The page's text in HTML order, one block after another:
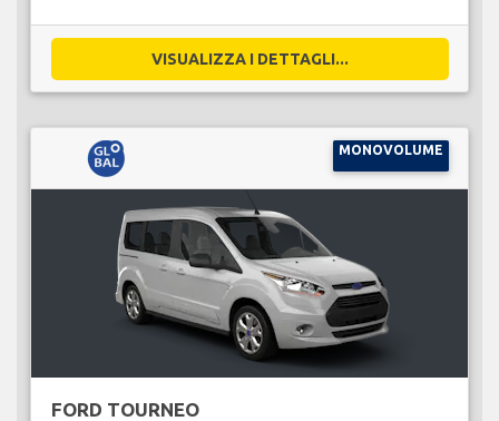
VISUALIZZA I DETTAGLI...
MONOVOLUME
FORD TOURNEO